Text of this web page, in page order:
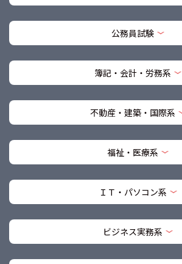
公務員試験
簿記・会計・労務系
不動産・建築・国際系
福祉・医療系
ＩＴ・パソコン系
ビジネス実務系